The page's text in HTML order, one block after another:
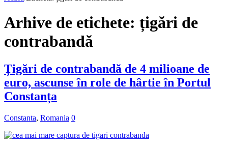
Arhive de etichete: țigări de
contrabandă
Țigări de contrabandă de 4 milioane de
euro, ascunse în role de hârtie în Portul
Constanța
Constanta, Romania 0